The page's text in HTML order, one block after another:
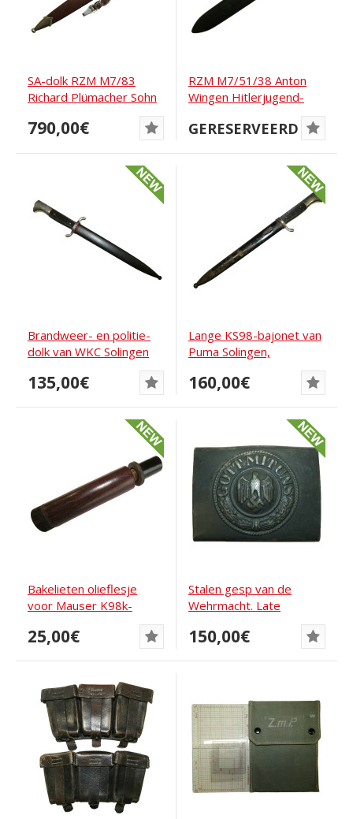
SA-dolk RZM M7/83
Richard Plümacher Sohn
790,00€
RZM M7/51/38 Anton
Wingen Hitlerjugend-
GERESERVEERD
Brandweer- en politie-
dolk van WKC Solingen
135,00€
Lange KS98-bajonet van
Puma Solingen,
160,00€
Bakelieten olieflesje
voor Mauser K98k-
25,00€
Stalen gesp van de
Wehrmacht. Late
150,00€